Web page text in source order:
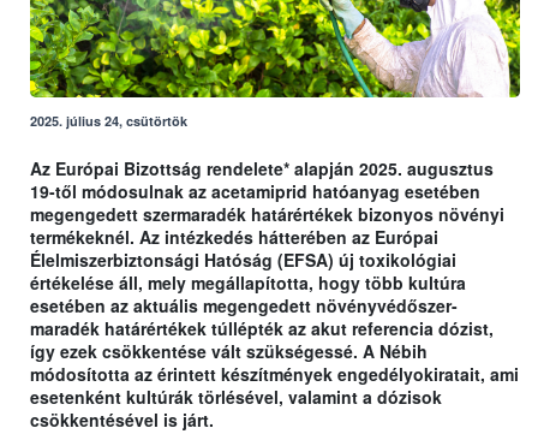
2025. július 24, csütörtök
Az Európai Bizottság rendelete* alapján 2025. augusztus
19-től módosulnak az acetamiprid hatóanyag esetében
megengedett szermaradék határértékek bizonyos növényi
termékeknél. Az intézkedés hátterében az Európai
Élelmiszerbiztonsági Hatóság (EFSA) új toxikológiai
értékelése áll, mely megállapította, hogy több kultúra
esetében az aktuális megengedett növényvédőszer-
maradék határértékek túllépték az akut referencia dózist,
így ezek csökkentése vált szükségessé. A Nébih
módosította az érintett készítmények engedélyokiratait, ami
esetenként kultúrák törlésével, valamint a dózisok
csökkentésével is járt.